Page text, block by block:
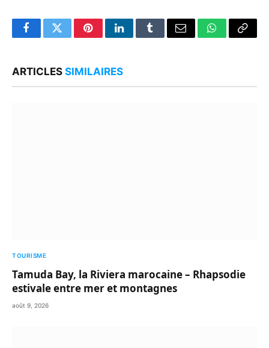
FacebookTwitterPinterestLinkedInTumblrEmail WhatsApp
Copy
ARTICLES SIMILAIRES
TOURISME
Tamuda Bay, la Riviera marocaine – Rhapsodie
estivale entre mer et montagnes
août 9, 2026